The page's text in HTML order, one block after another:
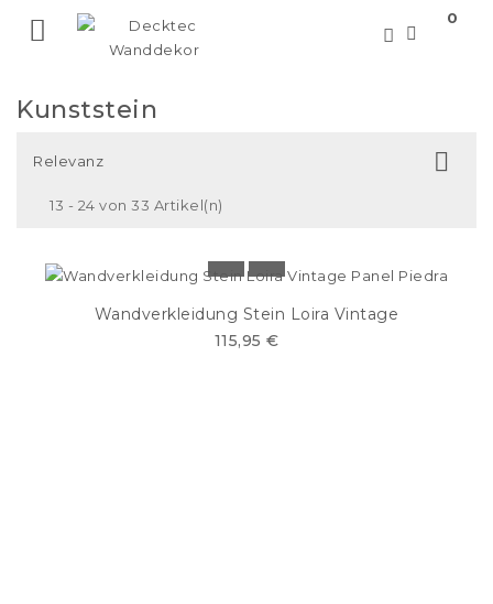
 0
Kunststein
Relevanz 
13 - 24 von 33 Artikel(n)
Wandverkleidung Stein Loira Vintage
115,95 €